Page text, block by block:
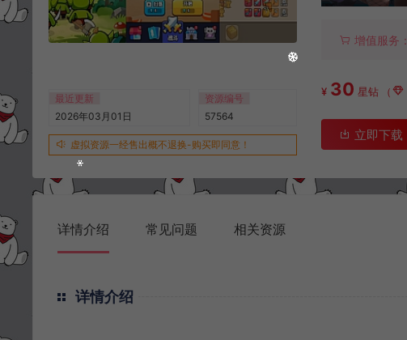
最近更新
2026年03月01日
资源编号
57564
虚拟资源一经售出概不退换-购买即同意！
增值服务：
¥ 30 星钻 （
立即下载
详情介绍 常见问题 相关资源
详情介绍